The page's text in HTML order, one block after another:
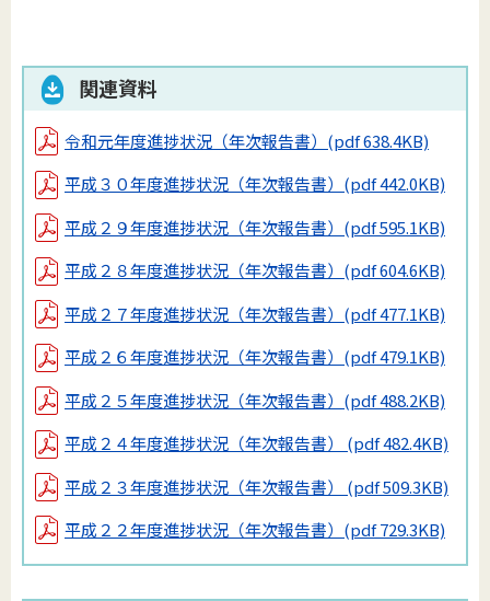
関連資料
令和元年度進捗状況（年次報告書） (pdf 638.4KB)
平成３０年度進捗状況（年次報告書） (pdf 442.0KB)
平成２９年度進捗状況（年次報告書） (pdf 595.1KB)
平成２８年度進捗状況（年次報告書） (pdf 604.6KB)
平成２７年度進捗状況（年次報告書） (pdf 477.1KB)
平成２６年度進捗状況（年次報告書） (pdf 479.1KB)
平成２５年度進捗状況（年次報告書） (pdf 488.2KB)
平成２４年度進捗状況（年次報告書） (pdf 482.4KB)
平成２３年度進捗状況（年次報告書） (pdf 509.3KB)
平成２２年度進捗状況（年次報告書） (pdf 729.3KB)